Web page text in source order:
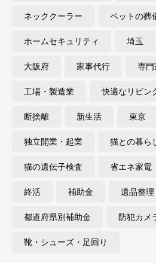
ネッククーラー ペットの葬
ホームセキュリティ 埼玉
大阪府 家事代行 専門
工場・製造業 快適なリビン
断捨離 新生活 東京
独立開業・起業 猫との暮ら
猫の遺伝子検査 省エネ家電
終活 補助金 遺品整理
都道府県別補助金 防犯カメ
靴・シューズ・足回り